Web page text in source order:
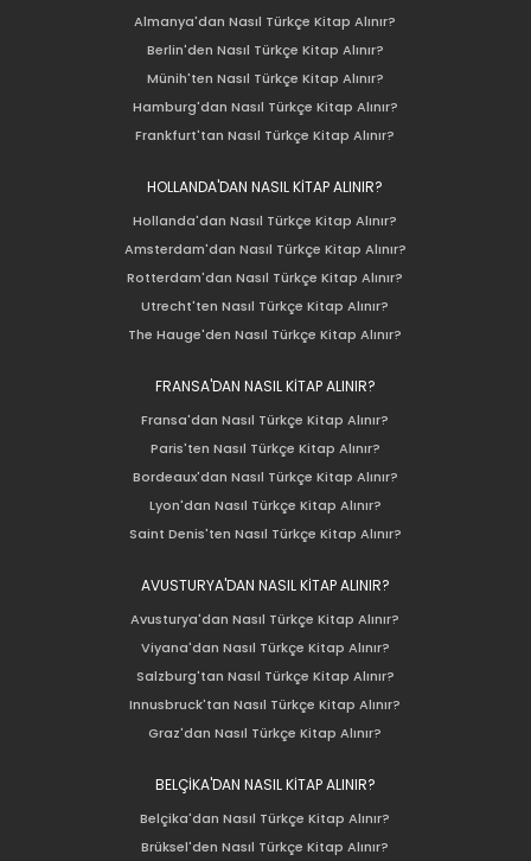
Almanya'dan Nasıl Türkçe Kitap Alınır?
Berlin'den Nasıl Türkçe Kitap Alınır?
Münih'ten Nasıl Türkçe Kitap Alınır?
Hamburg'dan Nasıl Türkçe Kitap Alınır?
Frankfurt'tan Nasıl Türkçe Kitap Alınır?
HOLLANDA'DAN NASIL KİTAP ALINIR?
Hollanda'dan Nasıl Türkçe Kitap Alınır?
Amsterdam'dan Nasıl Türkçe Kitap Alınır?
Rotterdam'dan Nasıl Türkçe Kitap Alınır?
Utrecht'ten Nasıl Türkçe Kitap Alınır?
The Hauge'den Nasıl Türkçe Kitap Alınır?
FRANSA'DAN NASIL KİTAP ALINIR?
Fransa'dan Nasıl Türkçe Kitap Alınır?
Paris'ten Nasıl Türkçe Kitap Alınır?
Bordeaux'dan Nasıl Türkçe Kitap Alınır?
Lyon'dan Nasıl Türkçe Kitap Alınır?
Saint Denis'ten Nasıl Türkçe Kitap Alınır?
AVUSTURYA'DAN NASIL KİTAP ALINIR?
Avusturya'dan Nasıl Türkçe Kitap Alınır?
Viyana'dan Nasıl Türkçe Kitap Alınır?
Salzburg'tan Nasıl Türkçe Kitap Alınır?
Innusbruck'tan Nasıl Türkçe Kitap Alınır?
Graz'dan Nasıl Türkçe Kitap Alınır?
BELÇİKA'DAN NASIL KİTAP ALINIR?
Belçika'dan Nasıl Türkçe Kitap Alınır?
Brüksel'den Nasıl Türkçe Kitap Alınır?